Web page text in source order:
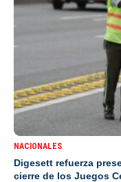
NACIONALES
Digesett refuerza
cierre de los Juegos